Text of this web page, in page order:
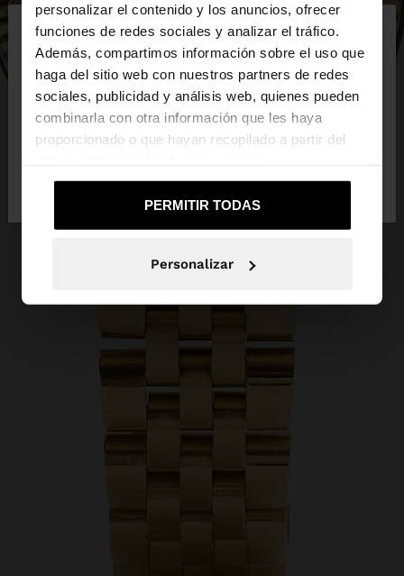
personalizar el contenido y los anuncios, ofrecer
funciones de redes sociales y analizar el tráfico.
Además, compartimos información sobre el uso que
haga del sitio web con nuestros partners de redes
sociales, publicidad y análisis web, quienes pueden
combinarla con otra información que les haya
proporcionado o que hayan recopilado a partir del
PERMITIR TODAS
Personalizar
hola
Estás accediendo a la web de Mexico. ¿Quieres ir a
la web de United States?